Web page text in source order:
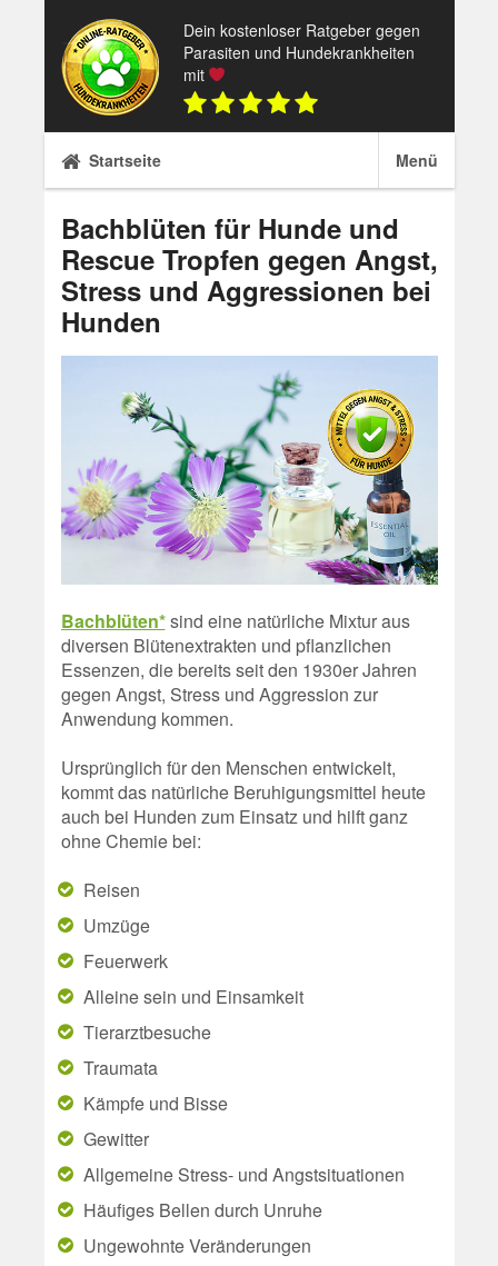
content
Dein kostenloser Ratgeber gegen
Parasiten und Hundekrankheiten
mit
Startseite Menü
Bachblüten für Hunde und
Rescue Tropfen gegen Angst,
Stress und Aggressionen bei
Hunden
Bachblüten*sind eine natürliche Mixtur aus
diversen Blütenextrakten und pflanzlichen
Essenzen, die bereits seit den 1930er Jahren
gegen Angst, Stress und Aggression zur
Anwendung kommen.
Ursprünglich für den Menschen entwickelt,
kommt das natürliche Beruhigungsmittel heute
auch bei Hunden zum Einsatz und hilft ganz
ohne Chemie bei:
Reisen
Umzüge
Feuerwerk
Alleine sein und Einsamkeit
Tierarztbesuche
Traumata
Kämpfe und Bisse
Gewitter
Allgemeine Stress- und Angstsituationen
Häufiges Bellen durch Unruhe
Ungewohnte Veränderungen